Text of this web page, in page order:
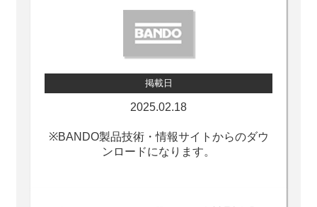
掲載日
2025.02.18
※BANDO製品技術・情報サイトからのダウ
ンロードになります。